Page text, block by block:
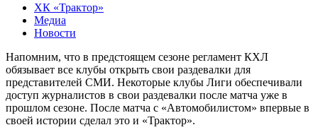
ХК «Трактор»
Медиа
Новости
Напомним, что в предстоящем сезоне регламент КХЛ
обязывает все клубы открыть свои раздевалки для
представителей СМИ. Некоторые клубы Лиги обеспечивали
доступ журналистов в свои раздевалки после матча уже в
прошлом сезоне. После матча с «Автомобилистом» впервые в
своей истории сделал это и «Трактор».